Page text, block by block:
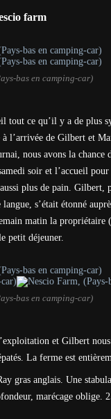
farm
bas en camping-car)
tout ce qu’il y a de plus
l’arrivée de Gilbert et
nous avons la chance
soir et l’accueil
plus de pain. Gilbert,
s’était étonné
matin la propriétaire
petit déjeuner.
bas en camping-car)
et Gilbert
La ferme est
gras anglais. Une
marécage oblige.